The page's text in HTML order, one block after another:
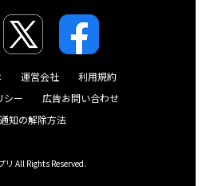
運営会社
利用規約
シー
広告お問い合わせ
知の解除方法
リ All Rights Reserved.